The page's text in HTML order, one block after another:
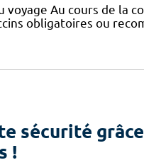
Au cours de la
obligatoires ou
sécurité
!